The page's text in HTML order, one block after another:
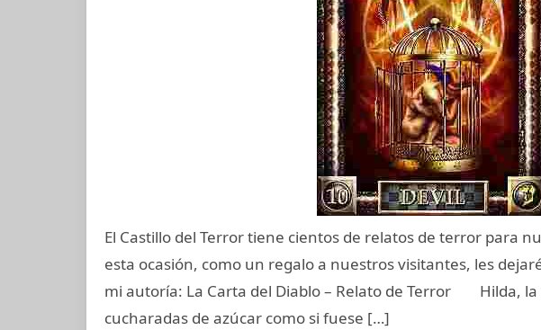
El Castillo del Terror tiene cientos de relatos de terror para
esta ocasión, como un regalo a nuestros visitantes, les
mi autoría: La Carta del Diablo – Relato de Terror Hilda, la
cucharadas de azúcar como si fuese […]